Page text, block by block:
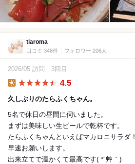
tiaroma
口コミ 348件 フォロワー 206人
2026/05 訪問 3回目
4.5
久しぶりのたらふくちゃん。
5名で休日の昼間に伺いました。
まずは美味しい生ビールで乾杯です。
たらふくちゃんといえばマカロニサラダ！
早速お願いします。
出来立てで温かくて最高です( *´艸｀)